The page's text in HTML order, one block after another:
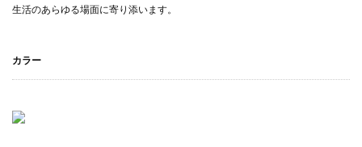
生活のあらゆる場面に寄り添います。
カラー